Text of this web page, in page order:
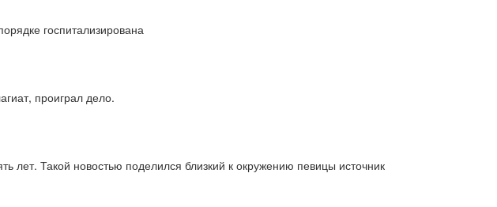
госпитализирована
проиграл дело.
лет. Такой новостью поделился близкий к окружению певицы источник